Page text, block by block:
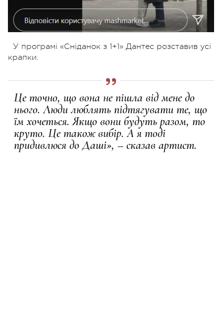
У програмі «Сніданок з 1+1» Дантес розставив усі
крапки.
Це точно, що вона не пішла від мене до
нього. Люди люблять підтягувати те, що
їм хочеться. Якщо вони будуть разом, то
круто. Це також вибір. А я тоді
придивлюся до Даші», – сказав артист.